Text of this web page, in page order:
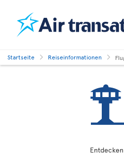
Startseite Reiseinformationen